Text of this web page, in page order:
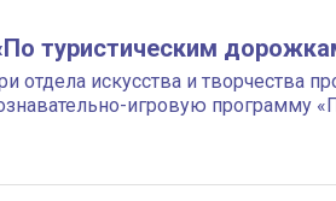
туристическим
отдела искусства и творчества
игровую программу